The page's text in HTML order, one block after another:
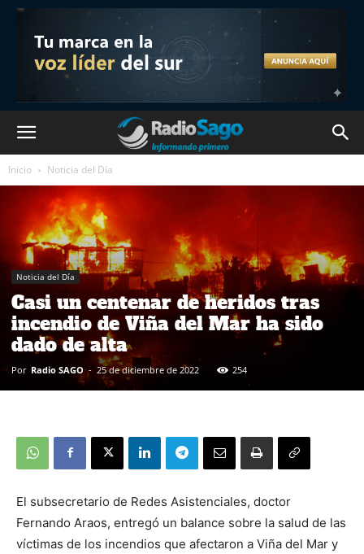
Inicio Noticia del Día
Noticia del Día
Casi un centenar de heridos tras
incendio de Viña del Mar ha sido
dado de alta
Por Radio SAGO - 25 de diciembre de 2022 254
El subsecretario de Redes Asistenciales, doctor
Fernando Araos, entregó un balance sobre la salud de las
víctimas de los incendios que afectaron a Viña del Mar y